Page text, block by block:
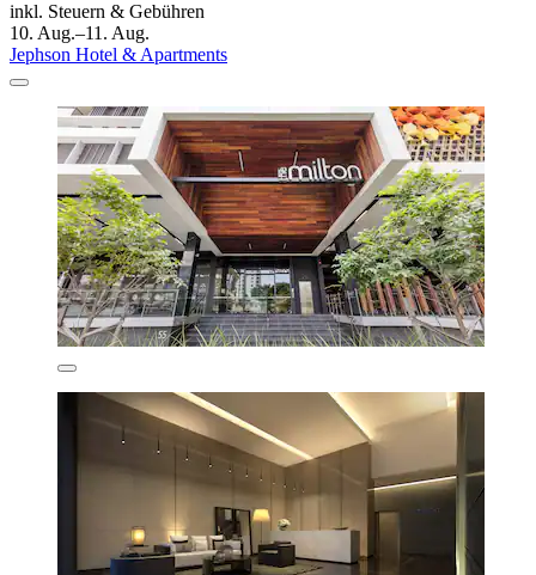
inkl. Steuern & Gebühren
10. Aug.–11. Aug.
Jephson Hotel & Apartments